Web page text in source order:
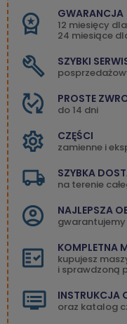
GWARANCJA
12 miesięcy
24 miesiące
SZYBKI
PROSTE
do 14 dni
CZĘŚCI
zamienne i
SZYBKA
na terenie
NAJLEPSZA
KOMPLETNA
kupujesz
i sprawdzoną
INSTRUKCJA
oraz katalog